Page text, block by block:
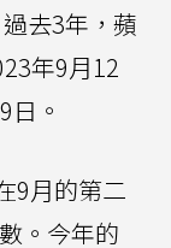
去3年，蘋
年9月12
。
9月的第二
。今年的